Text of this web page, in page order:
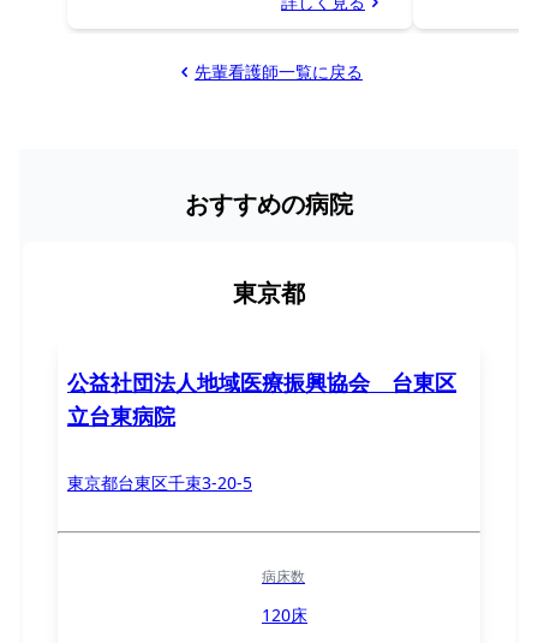
先輩看護師一覧に戻る
おすすめの病院
東京都
公益社団法人地域医療振興協会 台東区
立台東病院
東京都台東区千束3-20-5
病床数
120床